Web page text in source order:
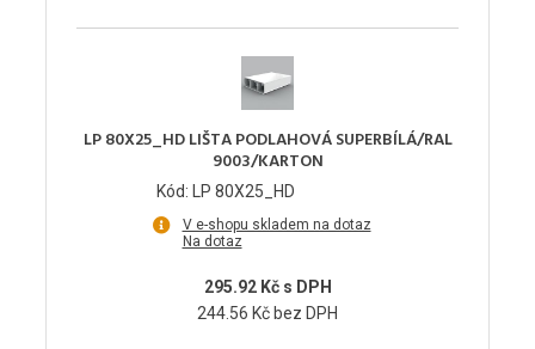
LP 80X25_HD LIŠTA PODLAHOVÁ SUPERBÍLÁ/RAL
9003/KARTON
Kód: LP 80X25_HD
V e-shopu skladem na dotaz
Na dotaz
295.92 Kč s DPH
244.56 Kč bez DPH